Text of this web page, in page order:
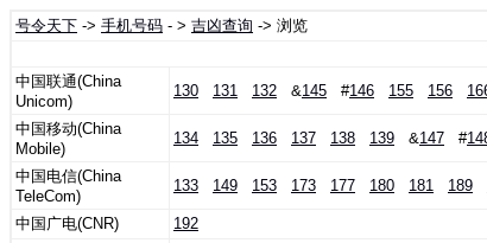
号令天下 -> 手机号码 - > 吉凶查询 -> 浏览
中国联通(China
Unicom)
130 131 132 &145 #146 155 156
中国移动(China
Mobile)
134 135 136 137 138 139 &147 #
中国电信(China
TeleCom)
133 149 153 173 177 180 181 189
中国广电(CNR)
192